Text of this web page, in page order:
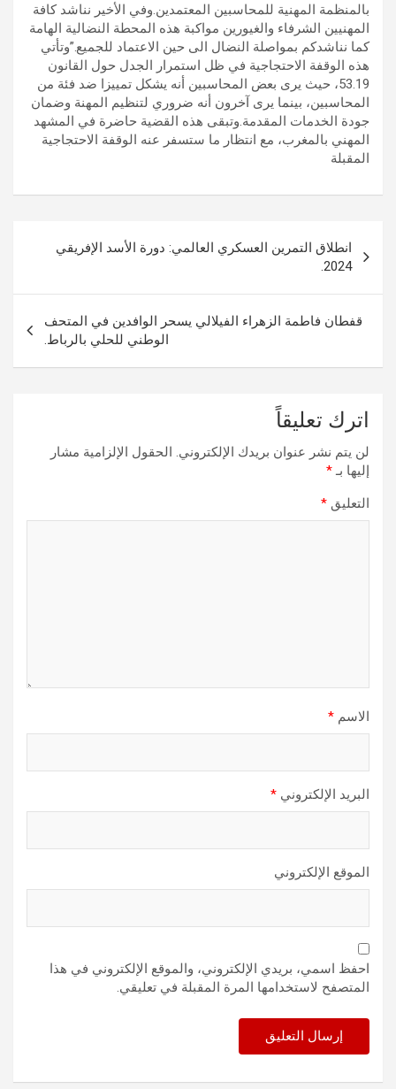
بالمنظمة المهنية للمحاسبين المعتمدين.وفي الأخير نناشد كافة
المهنيين الشرفاء والغيورين مواكبة هذه المحطة النضالية الهامة
كما نناشدكم بمواصلة النضال الى حين الاعتماد للجميع.”وتأتي
هذه الوقفة الاحتجاجية في ظل استمرار الجدل حول القانون
53.19، حيث يرى بعض المحاسبين أنه يشكل تمييزا ضد فئة من
المحاسبين، بينما يرى آخرون أنه ضروري لتنظيم المهنة وضمان
جودة الخدمات المقدمة.وتبقى هذه القضية حاضرة في المشهد
المهني بالمغرب، مع انتظار ما ستسفر عنه الوقفة الاحتجاجية
المقبلة
المقالات
انطلاق التمرين العسكري العالمي: دورة الأسد الإفريقي
2024.
قفطان فاطمة الزهراء الفيلالي يسحر الوافدين في المتحف
الوطني للحلي بالرباط.
اترك تعليقاً
لن يتم نشر عنوان بريدك الإلكتروني. الحقول الإلزامية مشار
إليها بـ*
التعليق *
الاسم *
البريد الإلكتروني *
الموقع الإلكتروني
احفظ اسمي، بريدي الإلكتروني، والموقع الإلكتروني في هذا
المتصفح لاستخدامها المرة المقبلة في تعليقي.